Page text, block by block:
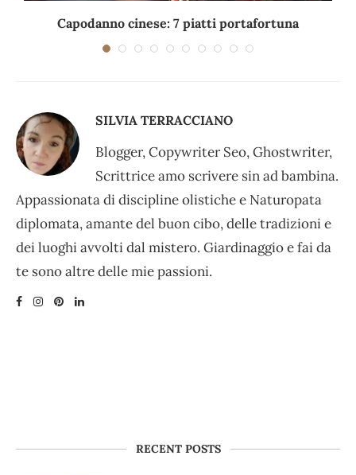
Capodanno cinese: 7 piatti portafortuna
SILVIA TERRACCIANO
Blogger, Copywriter Seo, Ghostwriter,
Scrittrice amo scrivere sin ad bambina.
Appassionata di discipline olistiche e Naturopata
diplomata, amante del buon cibo, delle tradizioni e
dei luoghi avvolti dal mistero. Giardinaggio e fai da
te sono altre delle mie passioni.
RECENT POSTS